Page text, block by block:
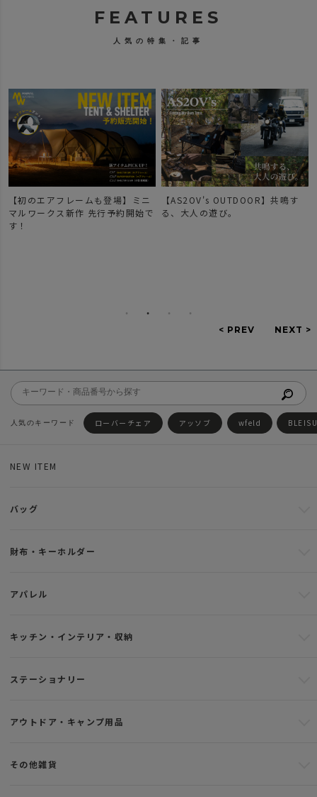
FEATURES
人気の特集・記事
【初のエアフレームも登場】ミニ
マルワークス新作 先行予約開始で
す！
【AS2OV's OUTDOOR】共鳴す
る、大人の遊び。
ローバーチェア アッソブ wfeld
NEW ITEM
バッグ
財布・キーホルダー
アパレル
キッチン・インテリア・収納
ステーショナリー
アウトドア・キャンプ用品
その他雑貨